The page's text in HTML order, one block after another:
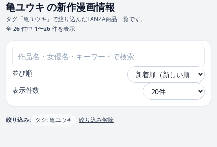
亀ユウキ の新作漫画情報
タグ「亀ユウキ」で絞り込んだFANZA商品一覧です。
全 26件中 1〜26件を表示
並び順
表示件数
絞り込み: タグ: 亀ユウキ 絞り込み解除